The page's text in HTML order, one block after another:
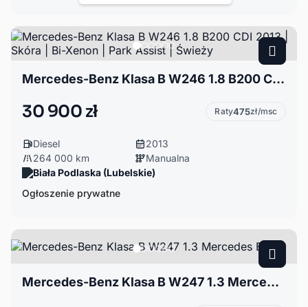
Mercedes-Benz Klasa B W246 1.8 B200 CDI 2013 | Skóra | Bi-Xenon | Park Assist | Świeży
30 900 zł Raty475zł/msc
Diesel
2013
264 000 km
Manualna
Biała Podlaska (Lubelskie)
Ogłoszenie prywatne
Mercedes-Benz Klasa B W247 1.3 Mercedes B180